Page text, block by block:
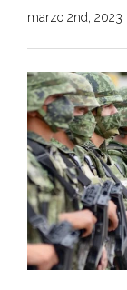
marzo 2nd, 2023